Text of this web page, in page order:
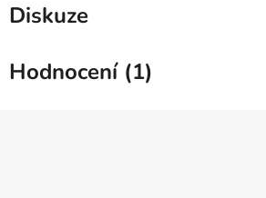
Diskuze
Hodnocení (1)